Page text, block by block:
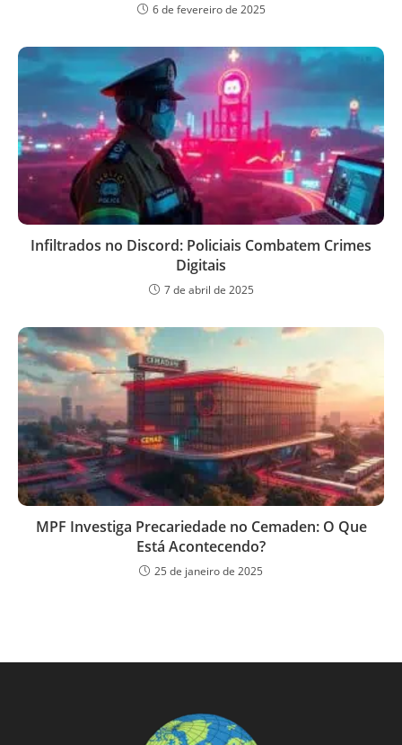
6 de fevereiro de 2025
Infiltrados no Discord: Policiais Combatem Crimes
Digitais
7 de abril de 2025
MPF Investiga Precariedade no Cemaden: O Que
Está Acontecendo?
25 de janeiro de 2025